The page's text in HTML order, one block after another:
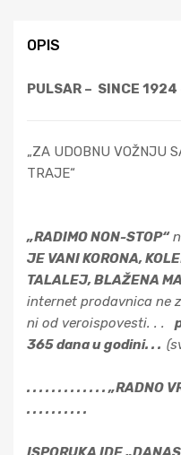
OPIS
PULSAR – SINCE 1924
„ZA UDOBNU VOŽNJU
TRAJE“
„RADIMO NON-STOP“
JE VANI KORONA,
TALALEJ, BLAŽENA
internet prodavnica ne
ni od veroispovesti. . .
365 dana u godini. . .
. . . . . . . . . . . . . „RADNO
. . . . . . . . . .